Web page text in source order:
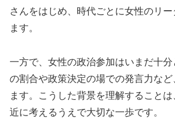
さんをはじめ、時代ごとに女性のリ
ます。
一方で、女性の政治参加はいまだ十
の割合や政策決定の場での発言力な
ます。こうした背景を理解すること
近に考えるうえで大切な一歩です。